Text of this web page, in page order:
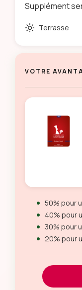
Supplément
Terrasse
VOTRE
50% pour
40% pour
30% pour
20% pour